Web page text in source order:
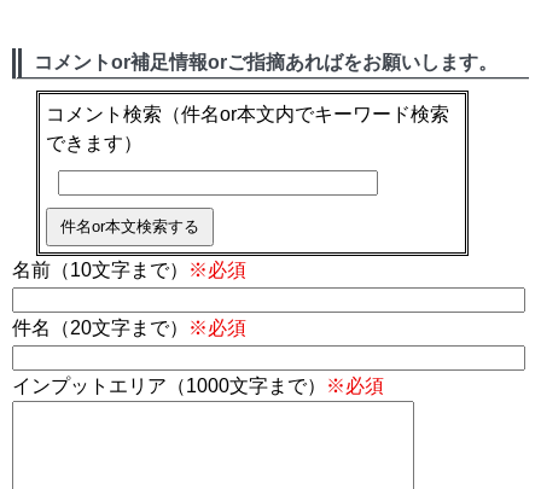
コメントor補足情報orご指摘あればをお願いします。
コメント検索 （件名or本文内でキーワード検索
できます）
名前（10文字まで） ※必須
件名（20文字まで） ※必須
インプットエリア（1000文字まで） ※必須